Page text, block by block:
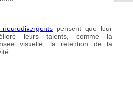
pensent que leur
leurs talents, comme la
visuelle, la rétention de la